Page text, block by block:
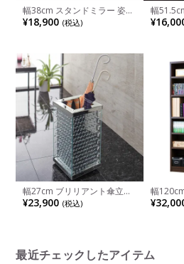
幅38cm スタンドミラー 姿見
全身鏡 スタンディングミラー
2ライン ミラー 鏡 裏面塗装
完成品
¥18,900 (税込)
幅
ラー 壁
ラ 玄関
幅27cm ブリリアント傘立て
アンブレラ 日傘スタンド 高
級感 エレガント ショップ 店
¥23,900 (税込)
幅
動棚8枚
シェル
最近チェックしたアイテム